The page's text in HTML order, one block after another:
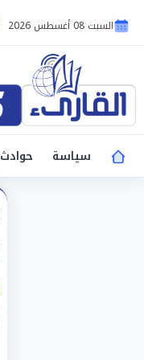
السبت 08 أغسطس 2026
سياسة
حوادث